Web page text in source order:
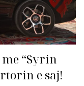
“Syrin
e saj!